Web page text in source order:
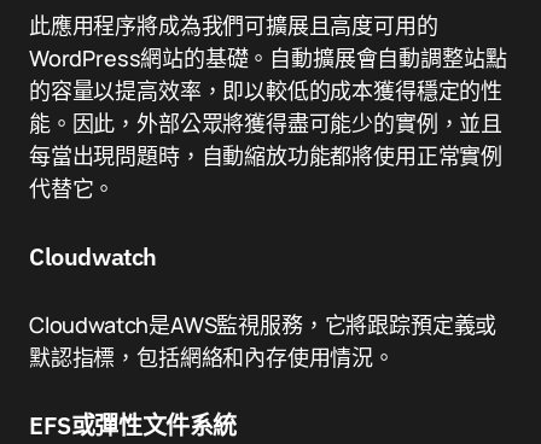
此應用程序將成為我們可擴展且高度可用的
WordPress網站的基礎。自動擴展會自動調整站點
的容量以提高效率，即以較低的成本獲得穩定的性
能。因此，外部公眾將獲得盡可能少的實例，並且
每當出現問題時，自動縮放功能都將使用正常實例
代替它。
Cloudwatch
Cloudwatch是AWS監視服務，它將跟踪預定義或
默認指標，包括網絡和內存使用情況。
EFS或彈性文件系統